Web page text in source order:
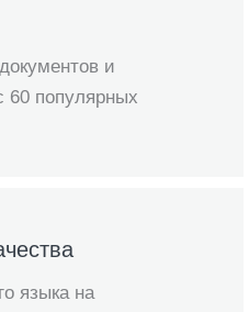
и
60 популярных
языка на